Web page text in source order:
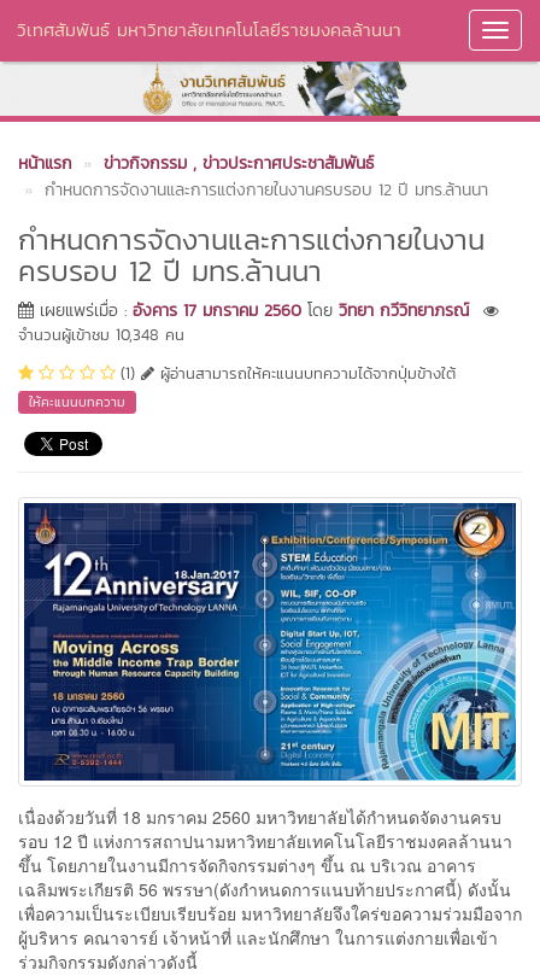
วิเทศสัมพันธ์ มหาวิทยาลัยเทคโนโลยีราชมงคลล้านนา
หน้าแรก ข่าวกิจกรรม , ข่าวประกาศประชาสัมพันธ์
กำหนดการจัดงานและการแต่งกายในงานครบรอบ 12 ปี มทร.ล้านนา
กำหนดการจัดงานและการแต่งกายในงาน
ครบรอบ 12 ปี มทร.ล้านนา
เผยแพร่เมื่อ : อังคาร 17 มกราคม 2560 โดย วิทยา กวีวิทยาภรณ์
จำนวนผู้เข้าชม 10,348 คน
(1)
ผู้อ่านสามารถให้คะแนนบทความได้จากปุ่มข้างใต้
ให้คะแนนบทความ
เนื่องด้วยวันที่ 18 มกราคม 2560 มหาวิทยาลัยได้กำหนดจัดงานครบ
รอบ 12 ปี แห่งการสถาปนามหาวิทยาลัยเทคโนโลยีราชมงคลล้านนา
ขึ้น โดยภายในงานมีการจัดกิจกรรมต่างๆ ขึ้น ณ บริเวณ อาคาร
เฉลิมพระเกียรติ 56 พรรษา(ดังกำหนดการแนบท้ายประกาศนี้) ดังนั้น
เพื่อความเป็นระเบียบเรียบร้อย มหาวิทยาลัยจึงใคร่ขอความร่วมมือจาก
ผู้บริหาร คณาจารย์ เจ้าหน้าที่ และนักศึกษา ในการแต่งกายเพื่อเข้า
ร่วมกิจกรรมดังกล่าวดังนี้